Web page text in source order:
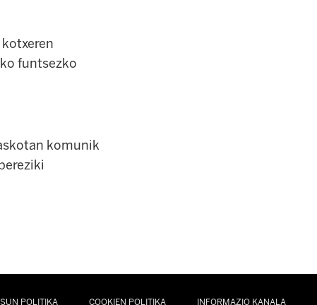
funtsezko
komunik
POLITIKA COOKIEN POLITIKA INFORMAZIO KANALA